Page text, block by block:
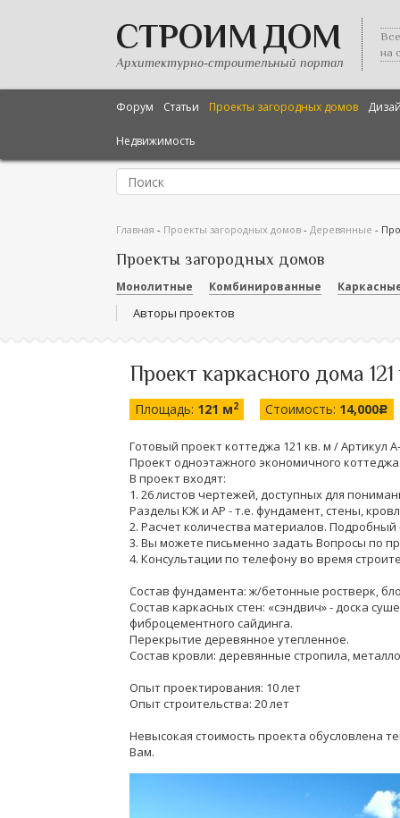
СТРОИМ ДОМ
Архитектурно-строительный портал
на
Форум Статьи Проекты загородных домов
Недвижимость
Главная - Проекты загородных домов - Деревянные -
Проекты загородных домов
Монолитные Комбинированные
Авторы проектов
Проект каркасного дома
Площадь: 121 м2 Стоимость: 14,000c
Готовый проект коттеджа 121 кв. м / Артикул
Проект одноэтажного экономичного
В проект входят:
1. 26 листов чертежей, доступных для
Разделы КЖ и АР - т.е. фундамент, стены,
2. Расчет количества материалов. Подробный
3. Вы можете письменно задать Вопросы по
4. Консультации по телефону во время
Состав фундамента: ж/бетонные ростверк,
Состав каркасных стен: «сэндвич» - доска
фиброцементного сайдинга.
Перекрытие деревянное утепленное.
Состав кровли: деревянные стропила,
Опыт проектирования: 10 лет
Опыт строительства: 20 лет
Невысокая стоимость проекта обусловлена
Вам.